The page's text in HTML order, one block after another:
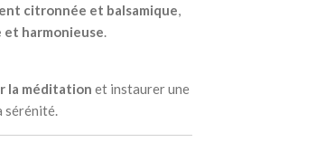
citronnée et balsamique,
et harmonieuse.
la méditation et instaurer une
sérénité.